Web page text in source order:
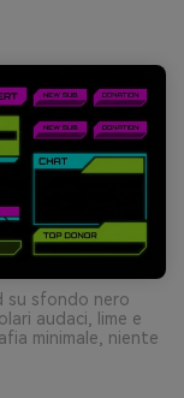
su sfondo nero
audaci, lime e
minimale, niente